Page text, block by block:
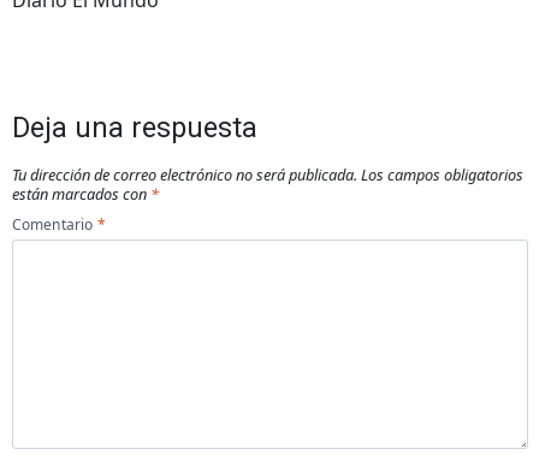
Deja una respuesta
Tu dirección de correo electrónico no será publicada. Los campos obligatorios
están marcados con *
Comentario *